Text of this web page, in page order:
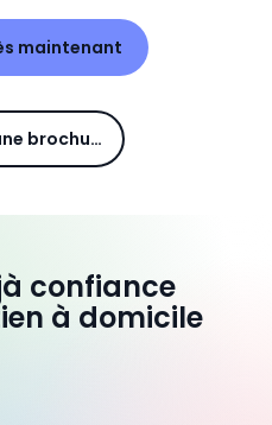
maintenant
Recevoir une brochure
confiance
à domicile